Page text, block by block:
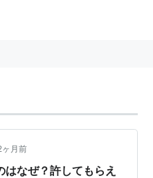
ヶ月前
なぜ？許してもらえ